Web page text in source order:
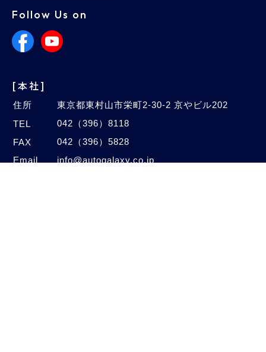
Follow Us on
[本社]
住所
東京都東村山市栄町2-30-2 京やビル202
TEL
042（396）8118
FAX
042（396）5828
Email
info@autogalaxy.co.jp